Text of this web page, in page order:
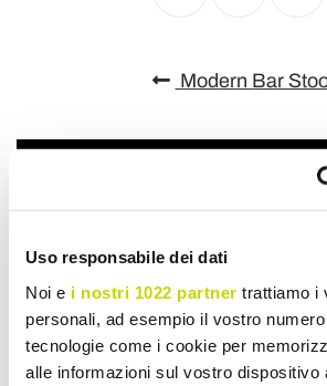
Uso responsabile dei dati
Noi e i nostri 1022 partner trattiamo i
personali, ad esempio il vostro
tecnologie come i cookie per
alle informazioni sul vostro dispositivo
Modern Bar